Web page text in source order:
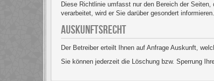
Diese Richtlinie umfasst nur den Bereich der
verarbeitet, wird er Sie darüber gesondert informieren.
AUSKUNFTSRECHT
Der Betreiber erteilt Ihnen auf Anfrage Auskunft,
Sie können jederzeit die Löschung bzw. Sperrung